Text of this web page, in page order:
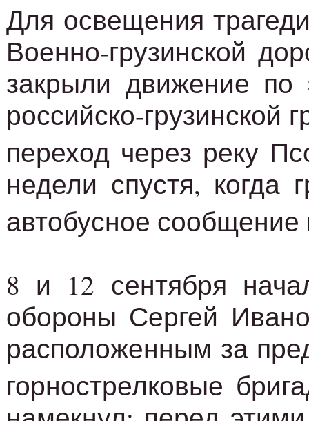
Для освещения
Военно-грузинской
закрыли движение по
российско-
переход через реку
недели спустя, когда
автобусное
8 и 12 сентября
обороны Сергей
расположенным за
горнострелковые